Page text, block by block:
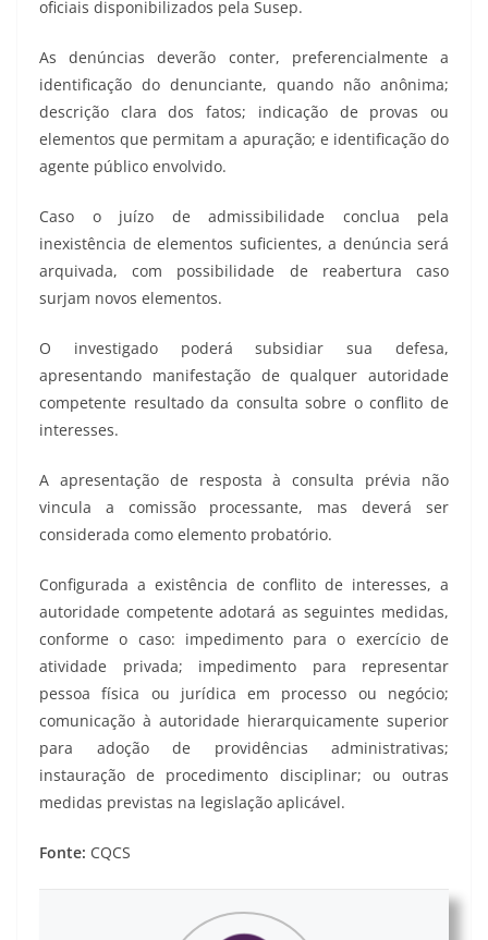
oficiais disponibilizados pela Susep.
As denúncias deverão conter, preferencialmente a
identificação do denunciante, quando não anônima;
descrição clara dos fatos; indicação de provas ou
elementos que permitam a apuração; e identificação do
agente público envolvido.
Caso o juízo de admissibilidade conclua pela
inexistência de elementos suficientes, a denúncia será
arquivada, com possibilidade de reabertura caso
surjam novos elementos.
O investigado poderá subsidiar sua defesa,
apresentando manifestação de qualquer autoridade
competente resultado da consulta sobre o conflito de
interesses.
A apresentação de resposta à consulta prévia não
vincula a comissão processante, mas deverá ser
considerada como elemento probatório.
Configurada a existência de conflito de interesses, a
autoridade competente adotará as seguintes medidas,
conforme o caso: impedimento para o exercício de
atividade privada; impedimento para representar
pessoa física ou jurídica em processo ou negócio;
comunicação à autoridade hierarquicamente superior
para adoção de providências administrativas;
instauração de procedimento disciplinar; ou outras
medidas previstas na legislação aplicável.
Fonte: CQCS